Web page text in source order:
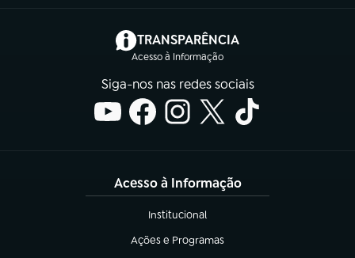
TRANSPARÊNCIA
Acesso à Informação
(abre em nova aba)
Siga-nos nas redes sociais
Acesso à Informação
Institucional
(abre em nova aba)
Ações e Programas
(abre em nova aba)